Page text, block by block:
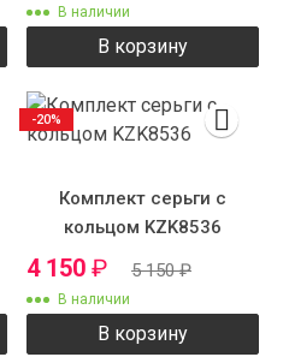
В наличии
В корзину
Комплект серьги с
кольцом KZK8536
4 150 ₽ 5 150₽
В наличии
В корзину
-20%